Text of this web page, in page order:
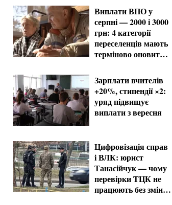
Виплати ВПО у
серпні — 2000 і 3000
грн: 4 категорії
переселенців мають
терміново оновити
Зарплати вчителів
+20%, стипендії ×2:
уряд підвищує
виплати з вересня
Цифровізація справ
і ВЛК: юрист
Танасійчук — чому
перевірки ТЦК не
працюють без зміни